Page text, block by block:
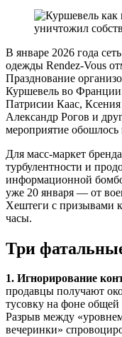
В январе 2026 года
одежды Rendez-Vous
Празднование
Куршевель во
Патрисии Каас,
Александр Рогов и
мероприятие
Для масс-маркет
турбулентности и
информационной
уже 20 января — от
Хештеги с призывами к
часы.
Три
1. Игнорирование
продавцы получают
тусовку на фоне
Разрыв между
вечеринки»